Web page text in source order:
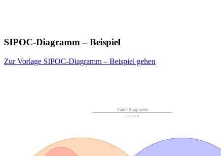
SIPOC-Diagramm – Beispiel
Zur Vorlage SIPOC-Diagramm – Beispiel gehen